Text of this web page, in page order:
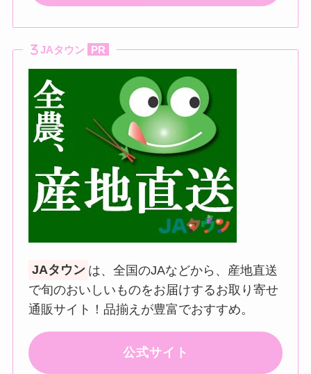
JAタウン PR
JAタウン は、全国のJAなどから、産地直送
で旬のおいしいものをお届けするお取り寄せ
通販サイト！品揃えが豊富でおすすめ。
公式サイト